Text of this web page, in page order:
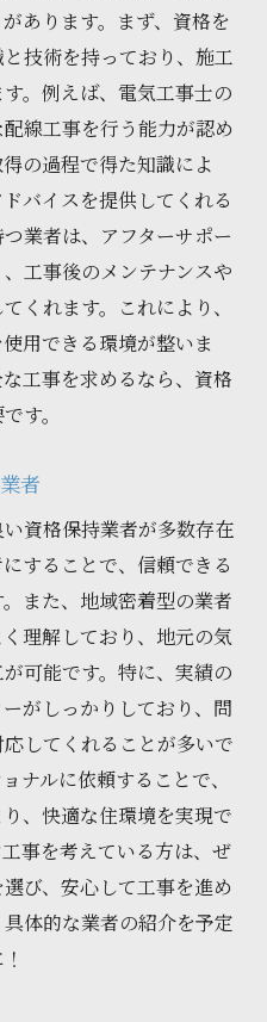
あります。まず、資格を
技術を持っており、施工
。例えば、電気工事士の
線工事を行う能力が認め
の過程で得た知識によ
バイスを提供してくれる
業者は、アフターサポー
工事後のメンテナンスや
くれます。これにより、
用できる環境が整いま
工事を求めるなら、資格
す。
者
資格保持業者が多数存在
することで、信頼できる
また、地域密着型の業者
理解しており、地元の気
可能です。特に、実績の
がしっかりしており、問
してくれることが多いで
ナルに依頼することで、
、快適な住環境を実現で
事を考えている方は、ぜ
び、安心して工事を進め
体的な業者の紹介を予定